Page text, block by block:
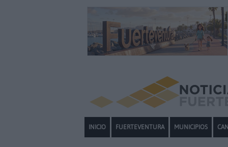
INICIO FUERTEVENTURA MUNICIPIOS